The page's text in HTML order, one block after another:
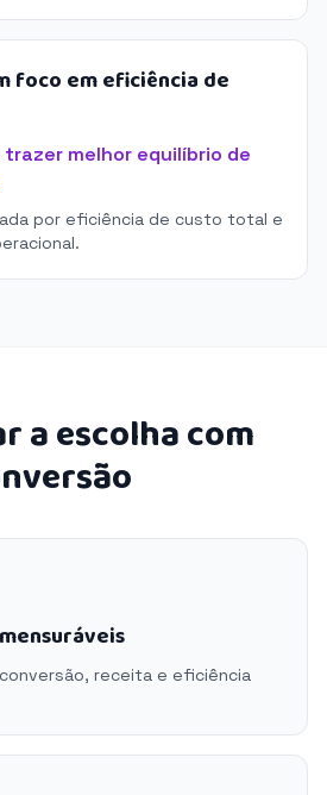
foco em eficiência de
melhor equilíbrio de
por eficiência de custo total e
a escolha com
receita e eficiência